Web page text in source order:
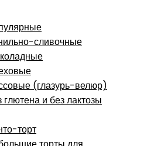
сливочные
(глазурь-велюр)
глютена и без лактозы
торт